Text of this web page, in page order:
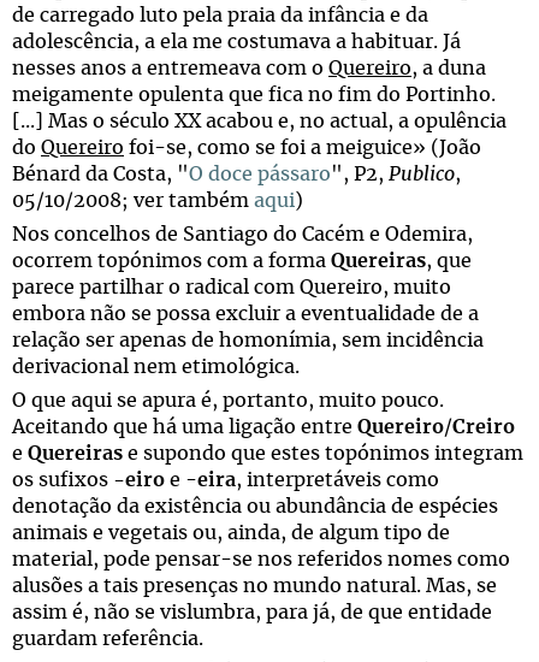
de carregado luto pela praia da infância e da
adolescência, a ela me costumava a habituar. Já
nesses anos a entremeava com o Quereiro, a duna
meigamente opulenta que fica no fim do Portinho.
[...] Mas o século XX acabou e, no actual, a opulência
do Quereiro foi-se, como se foi a meiguice» (João
Bénard da Costa, "O doce pássaro", P2, Publico,
05/10/2008; ver também aqui)
Nos concelhos de Santiago do Cacém e Odemira,
ocorrem topónimos com a forma Quereiras, que
parece partilhar o radical com Quereiro, muito
embora não se possa excluir a eventualidade de a
relação ser apenas de homonímia, sem incidência
derivacional nem etimológica.
O que aqui se apura é, portanto, muito pouco.
Aceitando que há uma ligação entre Quereiro/Creiro
e Quereiras e supondo que estes topónimos integram
os sufixos -eiro e -eira, interpretáveis como
denotação da existência ou abundância de espécies
animais e vegetais ou, ainda, de algum tipo de
material, pode pensar-se nos referidos nomes como
alusões a tais presenças no mundo natural. Mas, se
assim é, não se vislumbra, para já, de que entidade
guardam referência.